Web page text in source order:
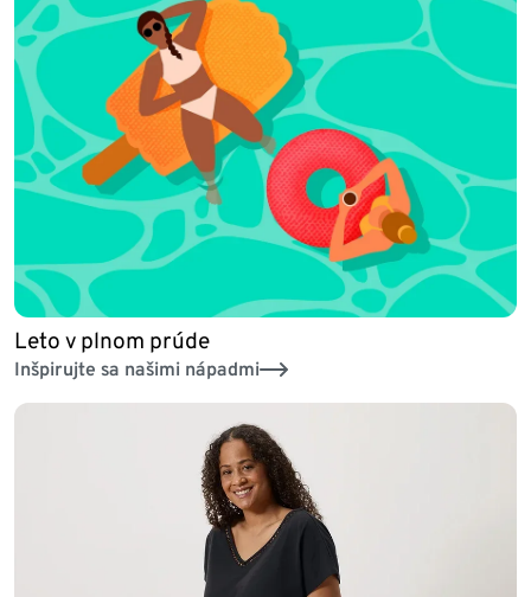
Leto v plnom prúde
Inšpirujte sa našimi nápadmi